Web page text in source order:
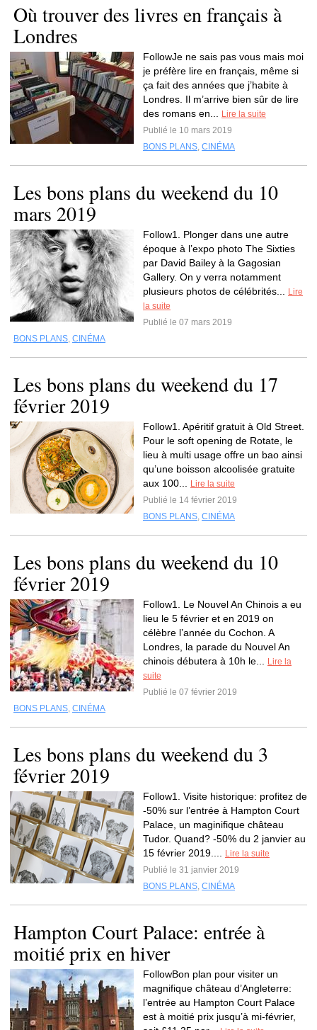
Où trouver des livres en français à
Londres
FollowJe ne sais pas vous mais moi
je préfère lire en français, même si
ça fait des années que j’habite à
Londres. Il m’arrive bien sûr de lire
des romans en...
Lire la suite
Publié le 10 mars 2019
BONS PLANS, CINÉMA
Les bons plans du weekend du 10
mars 2019
Follow1. Plonger dans une autre
époque à l’expo photo The Sixties
par David Bailey à la Gagosian
Gallery. On y verra notamment
plusieurs photos de célébrités...
Lire
la suite
Publié le 07 mars 2019
BONS PLANS, CINÉMA
Les bons plans du weekend du 17
février 2019
Follow1. Apéritif gratuit à Old Street.
Pour le soft opening de Rotate, le
lieu à multi usage offre un bao ainsi
qu’une boisson alcoolisée gratuite
aux 100...
Lire la suite
Publié le 14 février 2019
BONS PLANS, CINÉMA
Les bons plans du weekend du 10
février 2019
Follow1. Le Nouvel An Chinois a eu
lieu le 5 février et en 2019 on
célèbre l’année du Cochon. A
Londres, la parade du Nouvel An
chinois débutera à 10h le...
Lire la
suite
Publié le 07 février 2019
BONS PLANS, CINÉMA
Les bons plans du weekend du 3
février 2019
Follow1. Visite historique: profitez de
-50% sur l’entrée à Hampton Court
Palace, un maginifique château
Tudor. Quand? -50% du 2 janvier au
15 février 2019....
Lire la suite
Publié le 31 janvier 2019
BONS PLANS, CINÉMA
Hampton Court Palace: entrée à
moitié prix en hiver
FollowBon plan pour visiter un
magnifique château d’Angleterre:
l’entrée au Hampton Court Palace
est à moitié prix jusqu’à mi-février,